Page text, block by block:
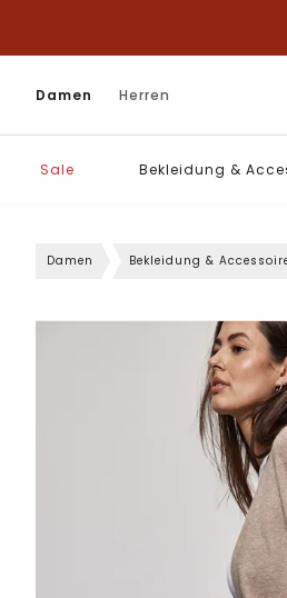
Damen Herren
Sale Bekleidung &
Damen Bekleidung &